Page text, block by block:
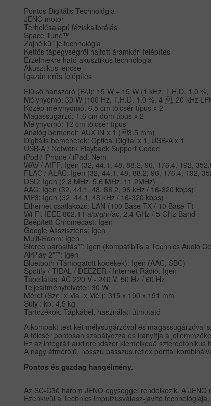
Pontos Digitális Technológia
JENO motor
Terhelésalapú fáziskalibrálás
Space Tune™
Zajnélküli jeltechnológia
Kettős tápegységről hajtott áramköri felépítés
Érzelmekre ható akusztikus technológia
Akusztikus lencse
Igazán erős felépítés
Elülső hanszóró (B/J): 15 W + 15 W (1 kHz, T.H.D. 1.0
Mélynyomó: 30 W (100 Hz, T.H.D. 1.0 %, 4 , 20 kHz
Közép-mélynyomó: 6.5 cm tölcsér típus x 2
Magassugárzó: 1.6 cm dóm típus x 2
Mélynyomó: 12 cm tölcsér típus
Analóg bemenet: AUX IN x 1 (3.5 mm)
Digitális bemenetek: Optical Digital x 1, USB-A x 1
USB-A / Network Playback Support Codec
iPod / iPhone / iPad: Nem
WAV / AIFF: Igen (32, 44.1, 48, 88.2, 96, 176.4, 192,
FLAC / ALAC: Igen (32, 44.1, 48, 88.2, 96, 176.4, 192,
DSD: Igen (2.8 MHz, 5.6 MHz, 11.2MHz)
AAC: Igen (32, 44.1, 48, 88.2, 96 kHz / 16-320 kbps)
MP3: Igen (32, 44.1, 48 kHz / 16-320 kbps)
Ethernet csatlakozó: LAN (100 Base-TX / 10 Base-T)
Wi-Fi: IEEE 802.11 a/b/g/n/ac, 2.4 GHz / 5 GHz Band
Beépített Chromecast: Igen
Google Asszisztens: Igen
Multi-Room: Igen
Stereo párosítás**: Igen (kompatibilis a Technics Audio
AirPlay 2***: Igen
Bluetooth (Támogatott kodekek): Igen (AAC, SBC)
Spotify / TIDAL / DEEZER / Internet Rádió: Igen
Tápellátás: AC 220 V - 240 V, 50 Hz / 60 Hz
Teljesítményfelvétel: 30 W
Méret (Szé. x Ma. x Mé.): 315 x 190 x 191 mm
Súly : kb. 4,5 kg
Tartozékok: Tápkábel, használati útmutató
A kompakt test két mélysugárzóval és magassugárzóval
A tölcsér pontosan szabályozza és irányítja a
Ez az integrált audiorendszer kiemelkedő
A nagy átmérőjű, hosszú basszus reflex porttal
Pontos és gazdag hangélmény.
Az SC-C30 három JENO egységgel rendelkezik. A
Ezenkívül a Technics impulzusválasz-javító